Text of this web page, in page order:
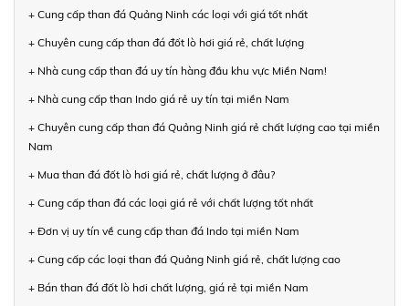
+ Cung cấp than đá Quảng Ninh các loại với giá tốt nhất
+ Chuyên cung cấp than đá đốt lò hơi giá rẻ, chất lượng
+ Nhà cung cấp than đá uy tín hàng đầu khu vực Miền Nam!
+ Nhà cung cấp than Indo giá rẻ uy tín tại miền Nam
+ Chuyên cung cấp than đá Quảng Ninh giá rẻ chất lượng cao tại miền
Nam
+ Mua than đá đốt lò hơi giá rẻ, chất lượng ở đâu?
+ Cung cấp than đá các loại giá rẻ với chất lượng tốt nhất
+ Đơn vị uy tín về cung cấp than đá Indo tại miền Nam
+ Cung cấp các loại than đá Quảng Ninh giá rẻ, chất lượng cao
+ Bán than đá đốt lò hơi chất lượng, giá rẻ tại miền Nam